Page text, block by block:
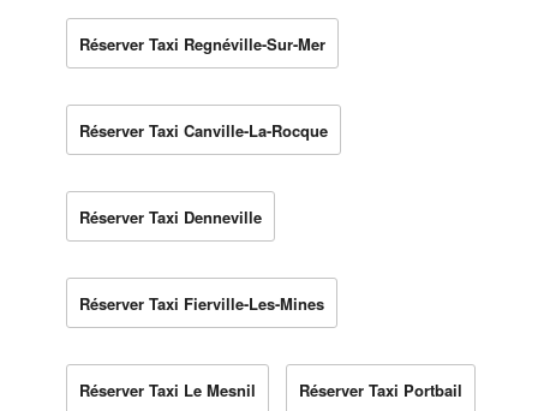
Réserver Taxi Regnéville-Sur-Mer
Réserver Taxi Canville-La-Rocque
Réserver Taxi Denneville
Réserver Taxi Fierville-Les-Mines
Réserver Taxi Le Mesnil Réserver Taxi Portbail